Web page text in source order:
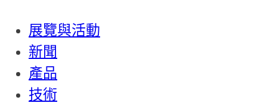
展覽與活動
新聞
產品
技術